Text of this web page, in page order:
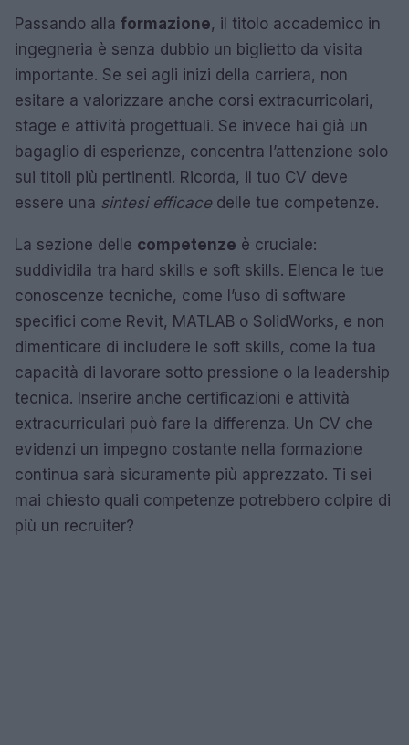
Passando alla formazione, il titolo accademico in
ingegneria è senza dubbio un biglietto da visita
importante. Se sei agli inizi della carriera, non
esitare a valorizzare anche corsi extracurricolari,
stage e attività progettuali. Se invece hai già un
bagaglio di esperienze, concentra l’attenzione solo
sui titoli più pertinenti. Ricorda, il tuo CV deve
essere una sintesi efficacedelle tue competenze.
La sezione delle competenze è cruciale:
suddividila tra hard skills e soft skills. Elenca le tue
conoscenze tecniche, come l’uso di software
specifici come Revit, MATLAB o SolidWorks, e non
dimenticare di includere le soft skills, come la tua
capacità di lavorare sotto pressione o la leadership
tecnica. Inserire anche certificazioni e attività
extracurriculari può fare la differenza. Un CV che
evidenzi un impegno costante nella formazione
continua sarà sicuramente più apprezzato. Ti sei
mai chiesto quali competenze potrebbero colpire di
più un recruiter?